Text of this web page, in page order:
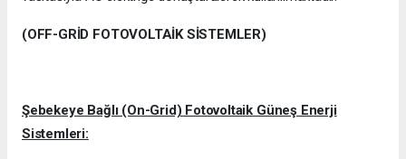
(OFF-GRİD FOTOVOLTAİK SİSTEMLER)
Şebekeye Bağlı (On-Grid) Fotovoltaik Güneş Enerji
Sistemleri: